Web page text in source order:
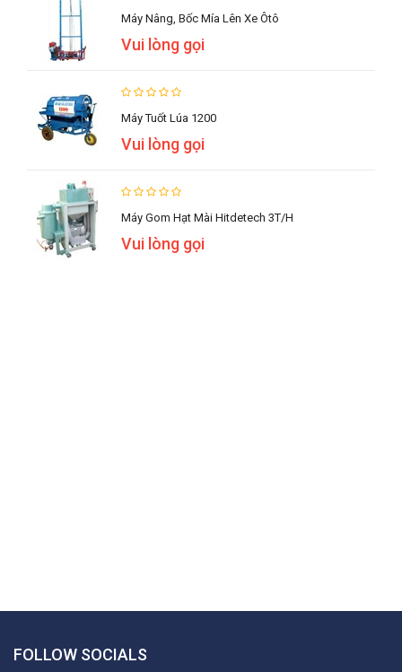
Máy Nâng, Bốc Mía Lên Xe Ôtô
Vui lòng gọi
Máy Tuốt Lúa 1200
Vui lòng gọi
Máy Gom Hạt Mài Hitdetech 3T/h
Vui lòng gọi
FOLLOW SOCIALS